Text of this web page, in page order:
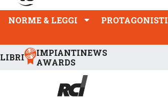
NORME & LEGGI PROTAGONISTI
LIBRI
IMPIANTINEWS
AWARDS